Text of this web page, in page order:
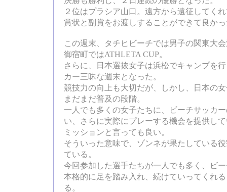
２位はプラシア山口。遠方から遠征してく
賞状と副賞をお渡しすることができて良か
この週末、タチヒビーチでは男子の関東大
御宿町ではATHLETA CUP。
さらに、日本選抜女子は浜松でキャンプを
カー三昧な週末となった。
競技力の向上も大切だが、しかし、日本の
まだまだ普及の段階。
一人でも多くの女子たちに、ビーチサッカ
い、さらに実際にプレーする機会を提供し
ミッションと言っても良い。
そういった意味で、ゾンネが果たしている
ている。
今回参加した選手たちが一人でも多く、ビ
本格的に足を踏み入れ、続けていってくれ
る。